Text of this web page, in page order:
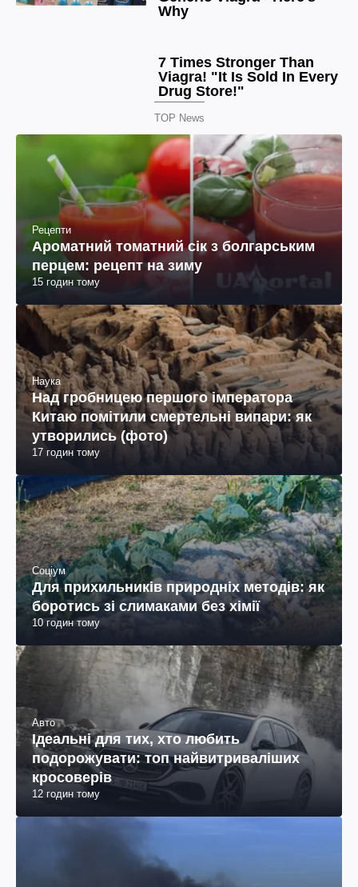
TOP News
Рецепти
Ароматний томатний сік з болгарським
15 годин тому
Наука
Над гробницею першого імператора
Китаю помітили смертельні випари: як
17 годин тому
Соціум
Для прихильників природніх методів: як
10 годин тому
Авто
Ідеальні для тих, хто любить
подорожувати: топ найвитриваліших
12 годин тому